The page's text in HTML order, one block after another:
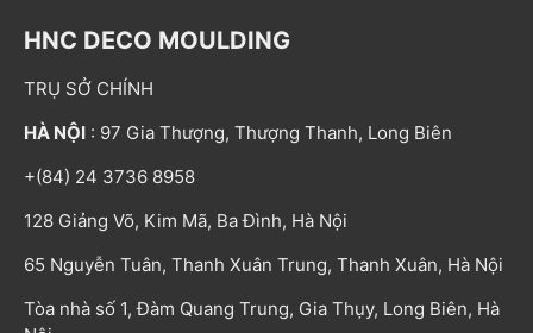
HNC DECO MOULDING
TRỤ SỞ CHÍNH
HÀ NỘI : 97 Gia Thượng, Thượng Thanh, Long Biên
+(84) 24 3736 8958
128 Giảng Võ, Kim Mã, Ba Đình, Hà Nội
65 Nguyễn Tuân, Thanh Xuân Trung, Thanh Xuân, Hà Nội
Tòa nhà số 1, Đàm Quang Trung, Gia Thụy, Long Biên, Hà